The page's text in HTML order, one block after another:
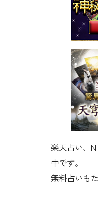
楽天占い、
中です。
無料占いも